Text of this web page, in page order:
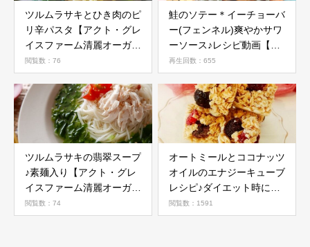
ツルムラサキとひき肉のピ
リ辛パスタ【アクト・グレ
イスファーム清麗オーガニ
ック野菜活用レシピ】
閲覧数：76
鮭のソテー＊イーチョーバ
ー(フェンネル)爽やかサワ
ーソース♪レシピ動画【沖
縄料理研究家レシピ】
再生回数：655
ツルムラサキの翡翠スープ
♪素麺入り【アクト・グレ
イスファーム清麗オーガニ
ック野菜活用レシピ】
閲覧数：74
オートミールとココナッツ
オイルのエナジーキューブ
レシピ♪ダイエット時にお
すすめ
閲覧数：1591